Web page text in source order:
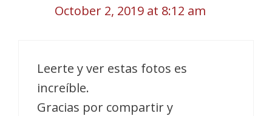
October 2, 2019 at 8:12 am
Leerte y ver estas fotos es
increíble.
Gracias por compartir y